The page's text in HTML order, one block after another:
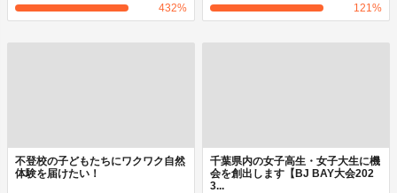
432% 121%
不登校の子どもたちにワクワク自然
体験を届けたい！
千葉県内の女子高生・女子大生に機
会を創出します【BJ BAY大会202
3...